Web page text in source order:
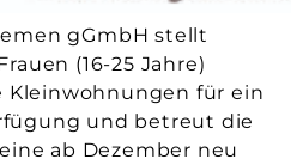
gGmbH stellt
(16-25 Jahre)
Kleinwohnungen für ein
und betreut die
ab Dezember neu